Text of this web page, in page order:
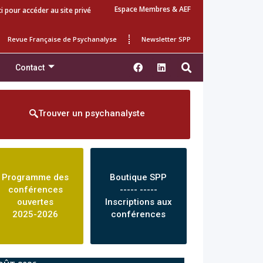
pour accéder au site privé Espace Membres & AEF
Revue Française de Psychanalyse Newsletter SPP
Contact
Trouver un psychanalyste
Programme des
conférences
ouvertes
2025-2026
Boutique SPP
----- -----
Inscriptions aux
conférences